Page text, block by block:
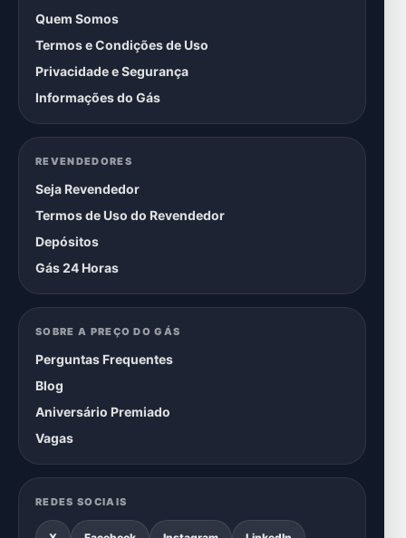
Quem Somos
Termos e Condições de Uso
Privacidade e Segurança
Informações do Gás
REVENDEDORES
Seja Revendedor
Termos de Uso do Revendedor
Depósitos
Gás 24 Horas
SOBRE A PREÇO DO GÁS
Perguntas Frequentes
Blog
Aniversário Premiado
Vagas
REDES SOCIAIS